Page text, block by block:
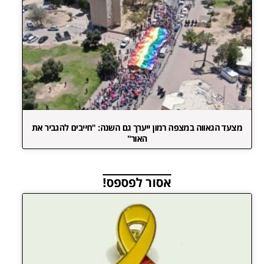
מצעד הגאווה במצפה רמון ייערך גם השנה: "חייבים להגביר את
האור"
אסור לפספס!